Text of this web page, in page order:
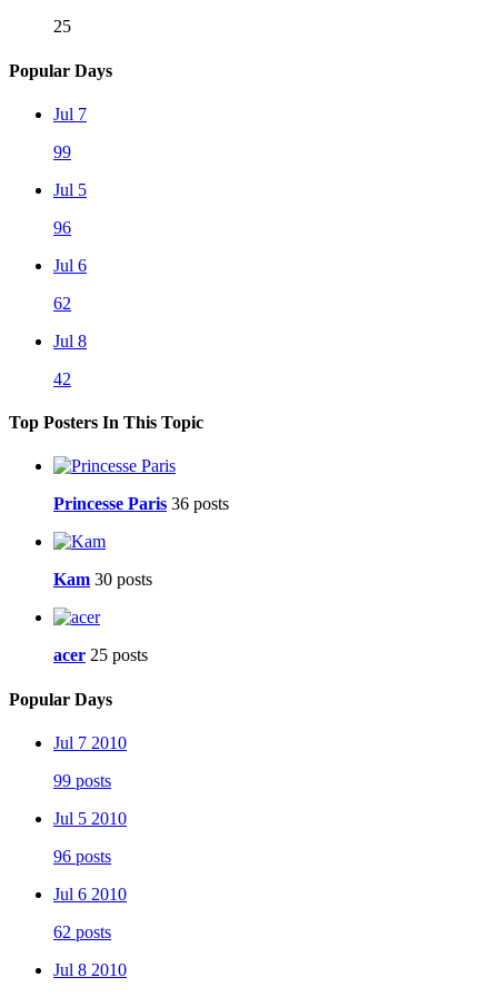
25
Popular Days
Jul 7
99
Jul 5
96
Jul 6
62
Jul 8
42
Top Posters In This Topic
Princesse Paris 36 posts
Kam 30 posts
acer 25 posts
Popular Days
Jul 7 2010
99 posts
Jul 5 2010
96 posts
Jul 6 2010
62 posts
Jul 8 2010